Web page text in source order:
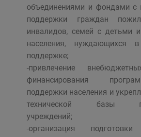
объединениями и фондами с
поддержки граждан
инвалидов, семей с детьми и
населения, нуждающихся в
поддержке;
-привлечение
финансирования
поддержки населения и
технической базы
учреждений;
-организация